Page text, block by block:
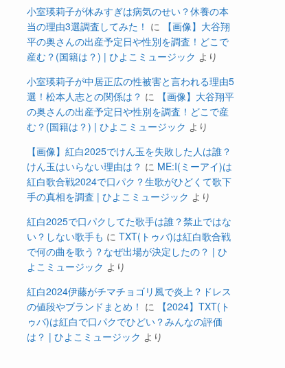
小室瑛莉子が休みすぎは病気のせい？休養の本
当の理由3選調査してみた！ に
【画像】大谷翔
平の奥さんの出産予定日や性別を調査！どこで
産む？(国籍は？) | ひよこミュージック より
小室瑛莉子が中居正広の性被害と言われる理由5
選！松本人志との関係は？ に
【画像】大谷翔平
の奥さんの出産予定日や性別を調査！どこで産
む？(国籍は？) | ひよこミュージック より
【画像】紅白2025でけん玉を失敗した人は誰？
けん玉はいらない理由は？ に ME:I(ミーアイ)は
紅白歌合戦2024で口パク？生歌がひどくて歌下
手の真相を調査 | ひよこミュージック より
紅白2025で口パクしてた歌手は誰？禁止ではな
い？しない歌手も に TXT(トゥバ)は紅白歌合戦
で何の曲を歌う？なぜ出場が決定したの？ | ひ
よこミュージック より
紅白2024伊藤がチマチョゴリ風で炎上？ドレス
の値段やブランドまとめ！ に
【2024】TXT(ト
ゥバ)は紅白で口パクでひどい？みんなの評価
は？ | ひよこミュージック より